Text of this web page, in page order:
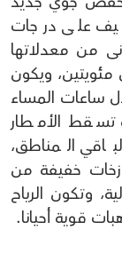
على درجات
من معدلاتها
ويكون
ساعات المساء
تسقط الأمطار
المناطق،
زخات خفيفة من
وتكون الرياح
قوية أحيانا.